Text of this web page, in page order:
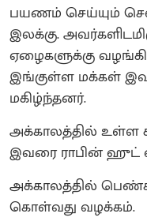
பயணம் செய்யும்
இலக்கு.
ஏழைகளுக்கு
இங்குள்ள மக்கள்
மகிழ்ந்தனர்.
அக்காலத்தில் உள்ள
இவரை ராபின் ஹுட்
அக்காலத்தில்
கொள்வது வழக்கம்.